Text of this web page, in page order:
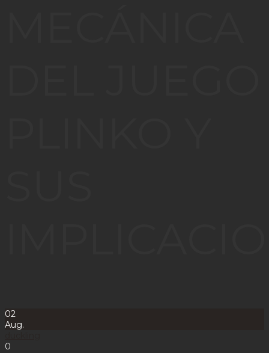
02
Aug.
0